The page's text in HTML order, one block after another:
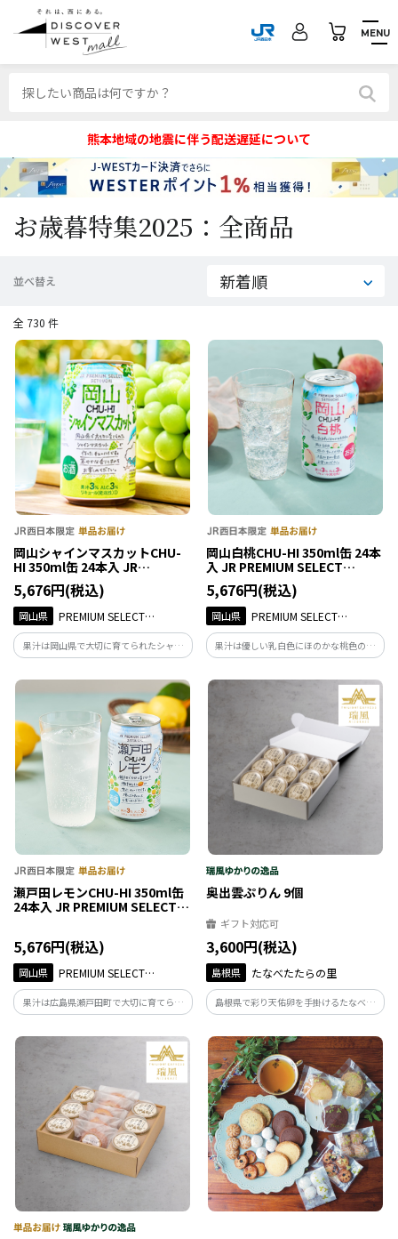
MENU
熊本地域の地震に伴う配送遅延について
お歳暮特集2025：全商品
並べ替え
全 730 件
岡山シャインマスカットCHU-
HI 350ml缶 24本入 JR
PREMIUM SELECT SETOUCHI
5,676円(税込)
岡山県
PREMIUM SELECT
SETOUCHI
果汁は岡山県で大切に育てられたシャイ
ンマスカットのみを使用。華やかな香り
と甘みをお楽しみください。果汁3%／ア
ルコール分3%。
岡山白桃CHU-HI 350ml缶 24本
入 JR PREMIUM SELECT
SETOUCHI
5,676円(税込)
岡山県
PREMIUM SELECT
SETOUCHI
果汁は優しい乳白色にほのかな桃色の岡
山白桃 １００%のみで作ったチューハイ
です。上品な甘さと香りをお楽しみくださ
い。果汁3%／アルコール分3%。
瀬戸田レモンCHU-HI 350ml缶
24本入 JR PREMIUM SELECT
5,676円(税込)
岡山県
PREMIUM SELECT
SETOUCHI
果汁は広島県瀬戸田町で大切に育てられ
た瀬戸田レモンのみで作ったチューハイ
です。澄んだ味わいをお楽しみください。
果汁3%／アルコール分3%。
奥出雲ぷりん 9個
ギフト対応可
3,600円(税込)
島根県 たなべたたらの里
島根県で彩り天佑卵を手掛けるたなべた
たらの里によるプリン。とろりとした口溶
けと卵の風味を感じる素朴な味わいでお
子様にも安心してお召し上がり頂けます。